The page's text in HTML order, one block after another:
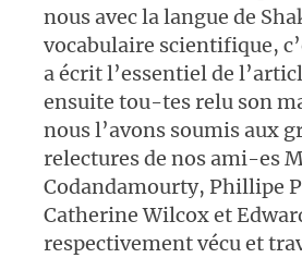
nous avec la langue de
vocabulaire scientifique,
a écrit l’essentiel de
ensuite tou-tes relu son
nous l’avons soumis aux
relectures de nos ami-es
Codandamourty, Phillipe
Catherine Wilcox et
respectivement vécu et